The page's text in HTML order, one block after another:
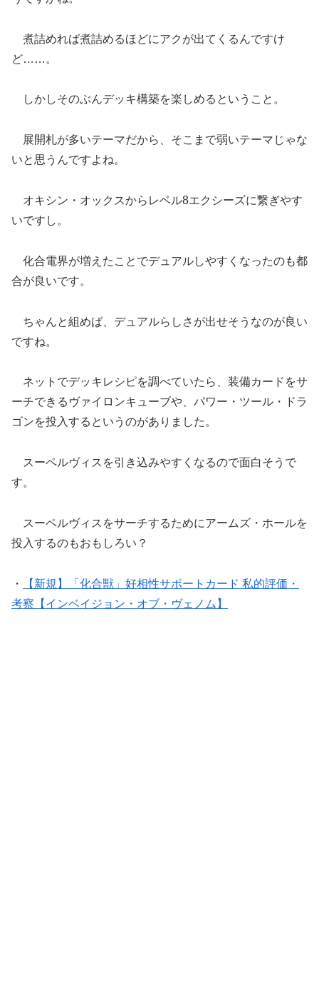
煮詰めれば煮詰めるほどにアクが出てくるんですけ
ど……。
しかしそのぶんデッキ構築を楽しめるということ。
展開札が多いテーマだから、そこまで弱いテーマじゃな
いと思うんですよね。
オキシン・オックスからレベル8エクシーズに繋ぎやす
いですし。
化合電界が増えたことでデュアルしやすくなったのも都
合が良いです。
ちゃんと組めば、デュアルらしさが出せそうなのが良い
ですね。
ネットでデッキレシピを調べていたら、装備カードをサ
ーチできるヴァイロンキューブや、パワー・ツール・ドラ
ゴンを投入するというのがありました。
スーペルヴィスを引き込みやすくなるので面白そうで
す。
スーペルヴィスをサーチするためにアームズ・ホールを
投入するのもおもしろい？
・
【新規】「化合獣」好相性サポートカード 私的評価・
考察【インベイジョン・オブ・ヴェノム】